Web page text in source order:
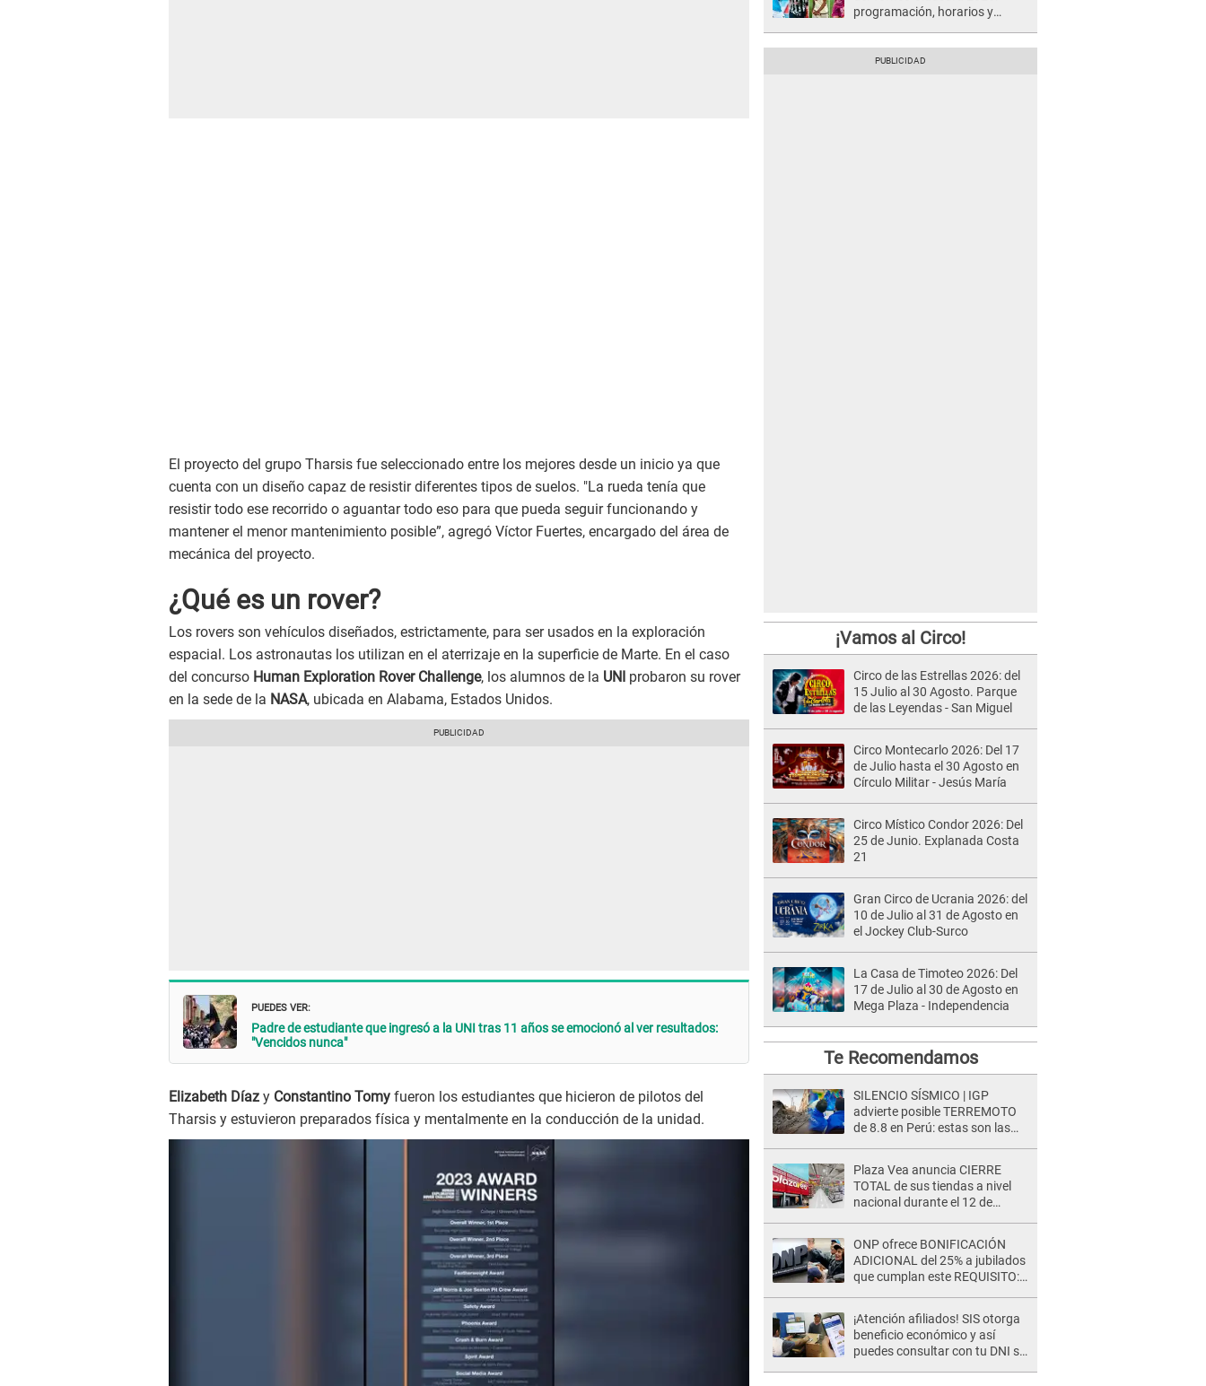
El proyecto del grupo Tharsis fue seleccionado entre los mejores desde un inicio ya que
cuenta con un diseño capaz de resistir diferentes tipos de suelos. "La rueda tenía que
resistir todo ese recorrido o aguantar todo eso para que pueda seguir funcionando y
mantener el menor mantenimiento posible”, agregó Víctor Fuertes, encargado del área de
mecánica del proyecto.
¿Qué es un rover?
Los rovers son vehículos diseñados, estrictamente, para ser usados en la exploración
espacial. Los astronautas los utilizan en el aterrizaje en la superficie de Marte. En el caso
del concurso Human Exploration Rover Challenge, los alumnos de la UNI probaron su rover
en la sede de la NASA, ubicada en Alabama, Estados Unidos.
PUEDES VER:
Padre de estudiante que ingresó a la UNI tras 11 años se emocionó al ver resultados:
"Vencidos nunca"
Elizabeth Díaz y Constantino Tomy fueron los estudiantes que hicieron de pilotos del
Tharsis y estuvieron preparados física y mentalmente en la conducción de la unidad.
programación, horarios y
¡Vamos al Circo!
Circo de las Estrellas 2026: del
15 Julio al 30 Agosto. Parque
de las Leyendas - San Miguel
Circo Montecarlo 2026: Del 17
de Julio hasta el 30 Agosto en
Círculo Militar - Jesús María
Circo Místico Condor 2026: Del
25 de Junio. Explanada Costa
21
Gran Circo de Ucrania 2026: del
10 de Julio al 31 de Agosto en
el Jockey Club-Surco
La Casa de Timoteo 2026: Del
17 de Julio al 30 de Agosto en
Mega Plaza - Independencia
Te Recomendamos
SILENCIO SÍSMICO | IGP
advierte posible TERREMOTO
de 8.8 en Perú: estas son las
Plaza Vea anuncia CIERRE
TOTAL de sus tiendas a nivel
nacional durante el 12 de
ONP ofrece BONIFICACIÓN
ADICIONAL del 25% a jubilados
que cumplan este REQUISITO:
¡Atención afiliados! SIS otorga
beneficio económico y así
puedes consultar con tu DNI si